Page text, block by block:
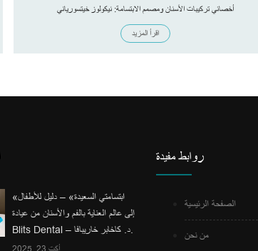
أخصائي تركيبات الأسنان ومصمم الابتسامة: نيكولوز خيتسورياني
اقرأ المزيد
«ابتسامتي السعيدة» – دليل للأطفال
إلى عالم العناية بالفم والأسنان من عيادة
Blits Dental – د. كاخابر خاريبافا.
روابط مفيدة
الصفحة الرئيسية
من نحن